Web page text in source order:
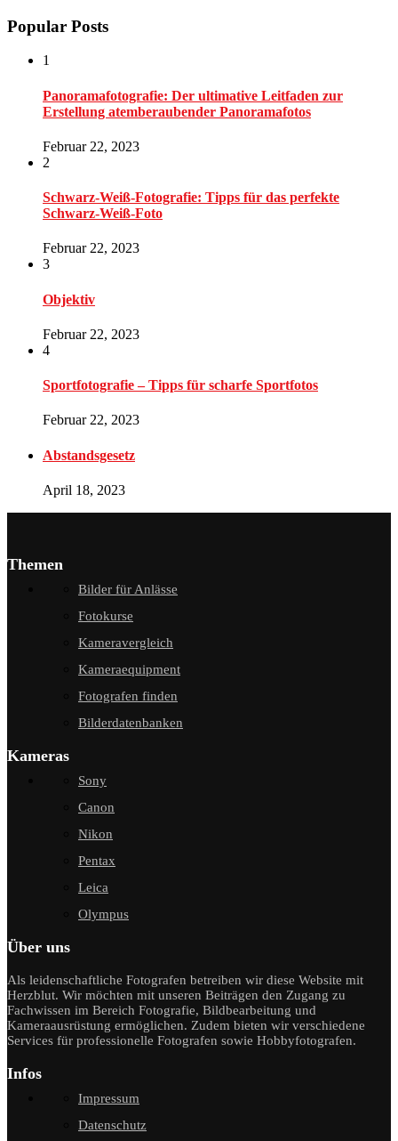
Popular Posts
1
Panoramafotografie: Der ultimative Leitfaden zur
Erstellung atemberaubender Panoramafotos
Februar 22, 2023
2
Schwarz-Weiß-Fotografie: Tipps für das perfekte
Schwarz-Weiß-Foto
Februar 22, 2023
3
Objektiv
Februar 22, 2023
4
Sportfotografie – Tipps für scharfe Sportfotos
Februar 22, 2023
Abstandsgesetz
April 18, 2023
Themen
Bilder für Anlässe
Fotokurse
Kameravergleich
Kameraequipment
Fotografen finden
Bilderdatenbanken
Kameras
Sony
Canon
Nikon
Pentax
Leica
Olympus
Über uns
Als leidenschaftliche Fotografen betreiben wir diese Website mit
Herzblut. Wir möchten mit unseren Beiträgen den Zugang zu
Fachwissen im Bereich Fotografie, Bildbearbeitung und
Kameraausrüstung ermöglichen. Zudem bieten wir verschiedene
Services für professionelle Fotografen sowie Hobbyfotografen.
Infos
Impressum
Datenschutz